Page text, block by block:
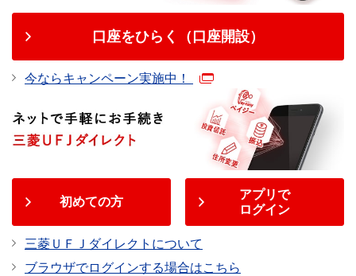
口座をひらく（口座開設）
今ならキャンペーン実施中！
初めての方
アプリで
ログイン
三菱ＵＦＪダイレクトについて
ブラウザでログインする場合はこちら